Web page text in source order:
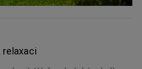
relaxaci